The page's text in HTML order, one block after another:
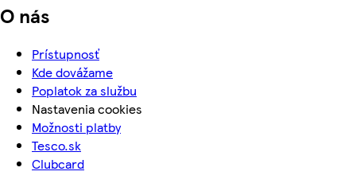
O nás
Prístupnosť
Kde dovážame
Poplatok za službu
Nastavenia cookies
Možnosti platby
Tesco.sk
Clubcard